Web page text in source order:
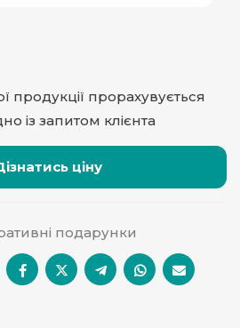
продукції прорахувується
із запитом клієнта
ціну
подарунки